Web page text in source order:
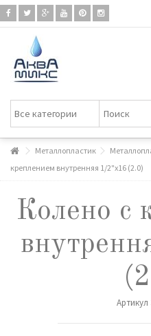
Металлопластик
креплением внутренняя 1/2"х16 (2.0)
Колено с
Артикул